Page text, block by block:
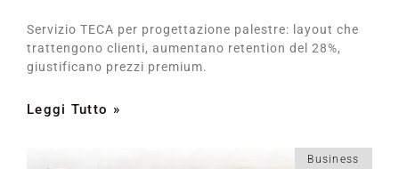
Servizio TECA per progettazione palestre: layout che
trattengono clienti, aumentano retention del 28%,
giustificano prezzi premium.
Leggi Tutto »
Business